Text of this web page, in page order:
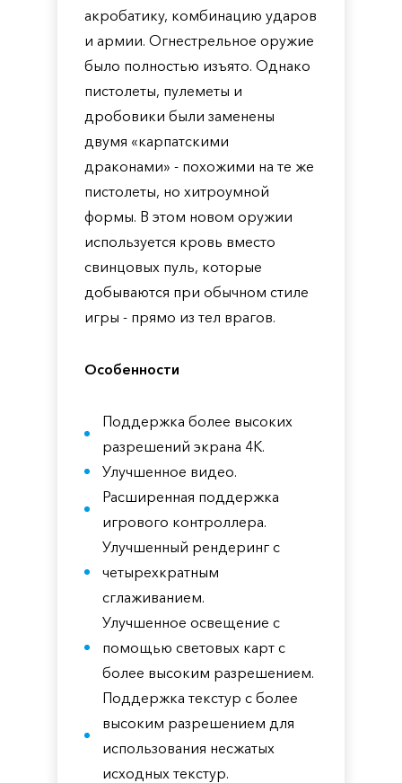
акробатику, комбинацию ударов
и армии. Огнестрельное оружие
было полностью изъято. Однако
пистолеты, пулеметы и
дробовики были заменены
двумя «карпатскими
драконами» - похожими на те же
пистолеты, но хитроумной
формы. В этом новом оружии
используется кровь вместо
свинцовых пуль, которые
добываются при обычном стиле
игры - прямо из тел врагов.
Особенности
Поддержка более высоких
разрешений экрана 4K.
Улучшенное видео.
Расширенная поддержка
игрового контроллера.
Улучшенный рендеринг с
четырехкратным
сглаживанием.
Улучшенное освещение с
помощью световых карт с
более высоким разрешением.
Поддержка текстур с более
высоким разрешением для
использования несжатых
исходных текстур.